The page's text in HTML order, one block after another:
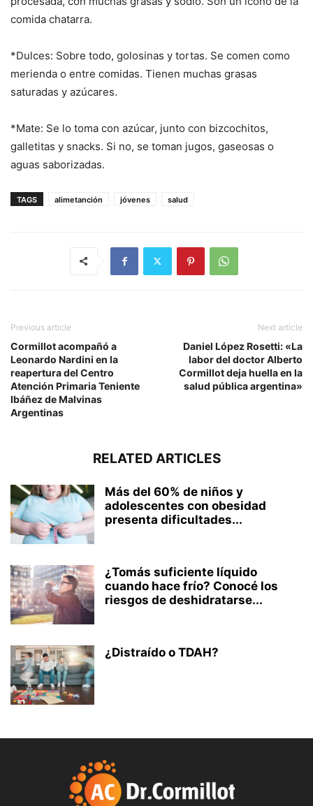
comida chatarra.
*Dulces: Sobre todo, golosinas y tortas. Se comen como
merienda o entre comidas. Tienen muchas grasas
saturadas y azúcares.
*Mate: Se lo toma con azúcar, junto con bizcochitos,
galletitas y snacks. Si no, se toman jugos, gaseosas o
aguas saborizadas.
TAGS alimetanción jóvenes salud
Previous article
Cormillot acompañó a
Leonardo Nardini en la
reapertura del Centro
Atención Primaria Teniente
Ibáñez de Malvinas
Argentinas
Next article
Daniel López Rosetti: «La
labor del doctor Alberto
Cormillot deja huella en la
salud pública argentina»
RELATED ARTICLES
Más del 60% de niños y
adolescentes con obesidad
presenta dificultades...
¿Tomás suficiente líquido
cuando hace frío? Conocé los
riesgos de deshidratarse...
¿Distraído o TDAH?